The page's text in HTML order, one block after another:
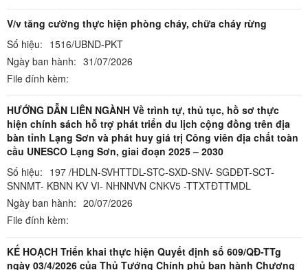
V/v tăng cường thực hiện phòng cháy, chữa cháy rừng
Số hiệu: 1516/UBND-PKT
Ngày ban hành: 31/07/2026
File đính kèm:
HƯỚNG DẪN LIÊN NGÀNH Về trình tự, thủ tục, hồ sơ thực
hiện chính sách hỗ trợ phát triển du lịch cộng đồng trên địa
bàn tỉnh Lạng Sơn và phát huy giá trị Công viên địa chất toàn
cầu UNESCO Lạng Sơn, giai đoạn 2025 – 2030
Số hiệu: 197 /HDLN-SVHTTDL-STC-SXD-SNV- SGDĐT-SCT-
SNNMT- KBNN KV VI- NHNNVN CNKV5 -TTXTĐTTMDL
Ngày ban hành: 20/07/2026
File đính kèm:
KẾ HOẠCH Triển khai thực hiện Quyết định số 609/QĐ-TTg
ngày 03/4/2026 của Thủ Tướng Chính phủ ban hành Chương